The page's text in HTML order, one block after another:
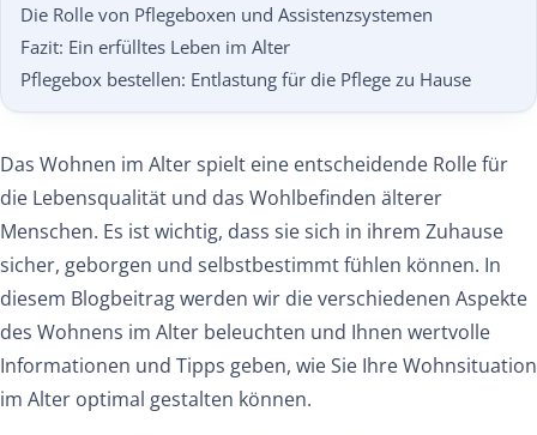
Die Rolle von Pflegeboxen und Assistenzsystemen
Fazit: Ein erfülltes Leben im Alter
Pflegebox bestellen: Entlastung für die Pflege zu Hause
Das Wohnen im Alter spielt eine entscheidende Rolle für
die Lebensqualität und das Wohlbefinden älterer
Menschen. Es ist wichtig, dass sie sich in ihrem Zuhause
sicher, geborgen und selbstbestimmt fühlen können. In
diesem Blogbeitrag werden wir die verschiedenen Aspekte
des Wohnens im Alter beleuchten und Ihnen wertvolle
Informationen und Tipps geben, wie Sie Ihre Wohnsituation
im Alter optimal gestalten können.